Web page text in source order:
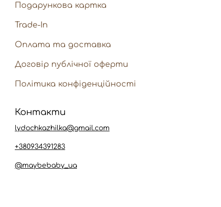
Подарункова картка
Trade-In
Оплата та доставка
Договір публічної оферти
Політика конфіденційності
lydochkazhilka@gmail.com
+380934391283
@maybebaby_ua
Контакти